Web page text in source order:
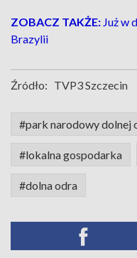
ZOBACZ TAKŻE: Już w
Brazylii
Źródło: TVP3 Szczecin
#park narodowy dolnej
#lokalna gospodarka
#dolna odra